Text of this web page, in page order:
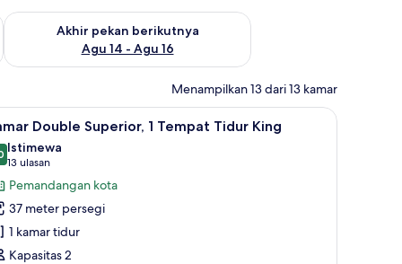
Agu 7 - Agu 9
Akhir pekan berikutnya
Agu 14 - Agu 16
Periksa ketersediaan untuk akhir pekan berikutnya Agu 14 -
Menampilkan 13 dari 13 kamar
minibarekstra lembut, dan minibarSeprai premium, selimut bulu angsa,
7 Double Superior, 1 Tempat Tidur King
dari 10
Istimewa
13 ulasan
(13
ulasan)
Pemandangan kota
37 meter persegi
1 kamar tidur
Kapasitas 2